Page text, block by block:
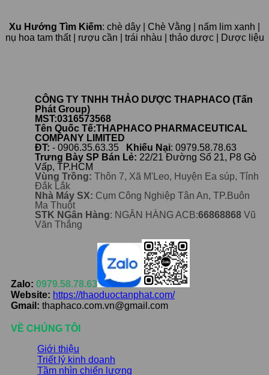
Xu Hướng Tìm Kiếm: chè dây | Chè Vằng | nấm lim xanh |
nụ hoa tam thất | rượu cần | trái nhàu | thảo dược | Dược liệu
CÔNG TY TNHH THẢO DƯỢC THAPHACO (Tấn
Phát Group)
MST:0316573568
Tên Quốc Tế:THAPHACO PHARMACEUTICAL
COMPANY LIMITED
ĐT: - 0906.35.63.35 Khiếu Nại: 0979.58.78.63
Trưng Bày SP Bán Lẻ: 22/21 Đường Số 21, P8 Gò
Vấp, TP.HCM
Vùng Trồng: Thôn 7, Xã M'Leo, Huyện Ea súp, Tỉnh
Đắk Lắk
Nhà Máy SX: Cụm Công Nghiệp Tân An, TP.Buôn
Ma Thuột
STK NGân Hàng: NGÂN HÀNG ACB:66868868 Vũ
Văn Thắng
Zalo: 0979.58.78.63
Website: https://thaoduoctanphat.com/
Gmail: thaphaco.com.vn@gmail.com
VỀ CHÚNG TÔI
Giới thiệu
Triết lý kinh doanh
Tầm nhìn chiến lượng